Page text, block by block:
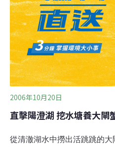
2006年10月20日
直擊陽澄湖 挖水塘養大閘
從清澈湖水中撈出活跳跳的